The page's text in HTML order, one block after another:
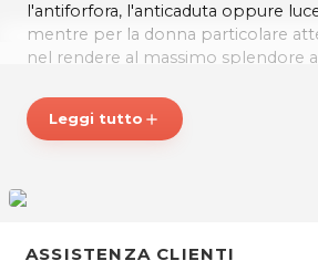
l'antiforfora, l'anticaduta oppure
mentre per la donna particolare
nel rendere al massimo splendore
una posa di soli 17 minuti promette
una Miracolosa Novità.
giusti contrasti che creano la
Leggi tutto add
ASSISTENZA CLIENTI